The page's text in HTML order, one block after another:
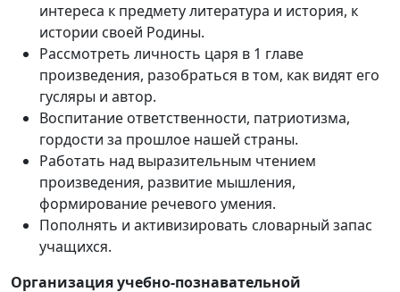
интереса к предмету литература и история, к
истории своей Родины.
Рассмотреть личность царя в 1 главе
произведения, разобраться в том, как видят его
гусляры и автор.
Воспитание ответственности, патриотизма,
гордости за прошлое нашей страны.
Работать над выразительным чтением
произведения, развитие мышления,
формирование речевого умения.
Пополнять и активизировать словарный запас
учащихся.
Организация учебно-познавательной